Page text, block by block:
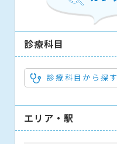
診療科目
診療科目から探す
エリア・駅